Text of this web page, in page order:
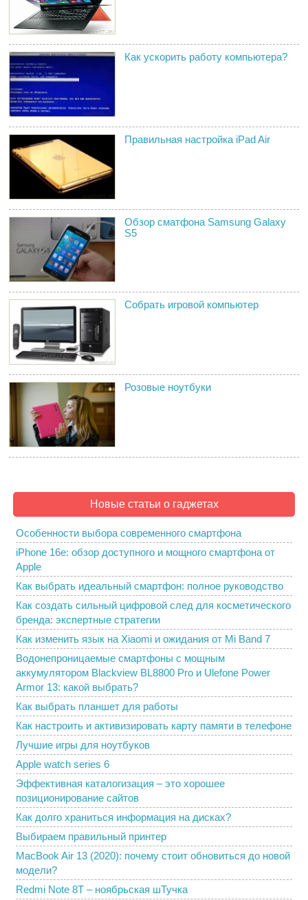
Как ускорить работу компьютера?
Правильная настройка iPad Air
Обзор сматфона Samsung Galaxy
S5
Собрать игровой компьютер
Розовые ноутбуки
Новые статьи о гаджетах
Особенности выбора современного смартфона
iPhone 16e: обзор доступного и мощного смартфона от
Apple
Как выбрать идеальный смартфон: полное руководство
Как создать сильный цифровой след для косметического
бренда: экспертные стратегии
Как изменить язык на Xiaomi и ожидания от Mi Band 7
Водонепроницаемые смартфоны с мощным
аккумулятором Blackview BL8800 Pro и Ulefone Power
Armor 13: какой выбрать?
Как выбрать планшет для работы
Как настроить и активизировать карту памяти в телефоне
Лучшие игры для ноутбуков
Apple watch series 6
Эффективная каталогизация – это хорошее
позиционирование сайтов
Как долго храниться информация на дисках?
Выбираем правильный принтер
MacBook Air 13 (2020): почему стоит обновиться до новой
модели?
Redmi Note 8T – ноябрьская шТучка